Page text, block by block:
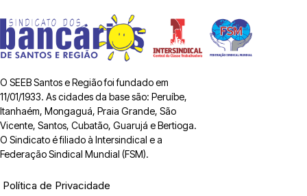
O SEEB Santos e Região foi fundado em
11/01/1933. As cidades da base são: Peruíbe,
Itanhaém, Mongaguá, Praia Grande, São
Vicente, Santos, Cubatão, Guarujá e Bertioga.
O Sindicato é filiado à Intersindical e a
Federação Sindical Mundial (FSM).
Política de Privacidade